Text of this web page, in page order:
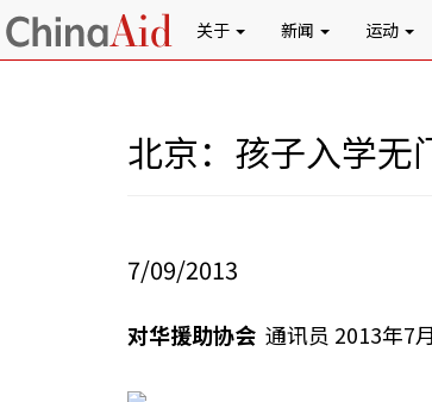
关于 新闻 运动
北京：孩子入学无
7/09/2013
对华援助协会 通讯员 2013年7